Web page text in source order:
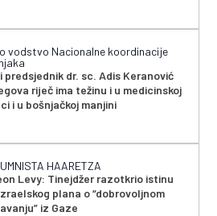
vodstvo Nacionalne koordinacije
predsjednik dr. sc. Adis Keranović
riječ ima težinu i u medicinskoj
i u bošnjačkoj manjini
HAARETZA
Levy: Tinejdžer razotkrio istinu
plana o “dobrovoljnom
iz Gaze